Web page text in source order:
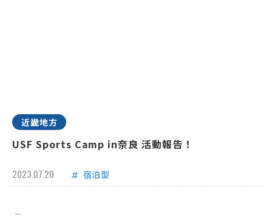
近畿地方
USF Sports Camp in奈良 活動報告！
2023.07.20 宿泊型